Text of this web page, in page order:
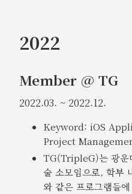
2022
Member @ TG
2022.03. ~ 2022.12.
Keyword: iOS
Project
TG(TripleG)는 광운
술 소모임으로, 학부
와 같은 프로그램들에